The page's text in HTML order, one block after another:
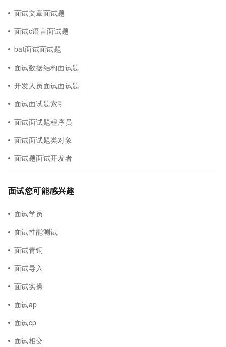
面试文章面试题
面试c语言面试题
bat面试面试题
面试数据结构面试题
开发人员面试面试题
面试面试题索引
面试面试题程序员
面试面试题类对象
面试题面试开发者
面试您可能感兴趣
面试学员
面试性能测试
面试青铜
面试导入
面试实操
面试ap
面试cp
面试相交